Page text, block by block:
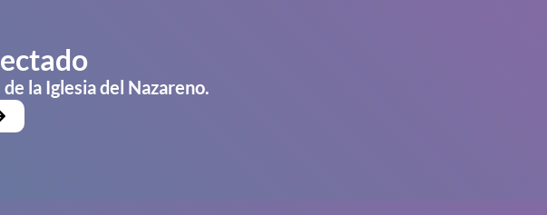
la Iglesia del Nazareno.